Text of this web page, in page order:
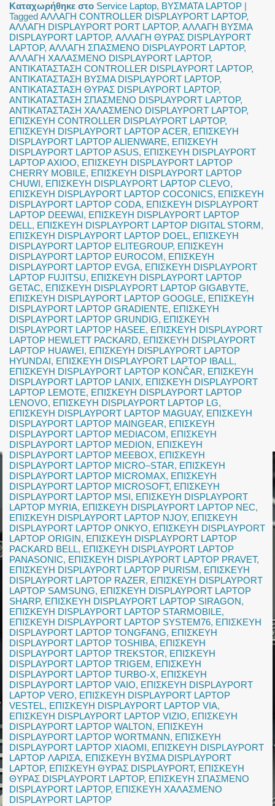
Καταχωρήθηκε στο Service Laptop, ΒΥΣΜΑΤΑ LAPTOP |
Tagged ΑΛΛΑΓΗ CONTROLLER DISPLAYPORT LAPTOP,
ΑΛΛΑΓΗ DISPLAYPORT PORT LAPTOP,ΑΛΛΑΓΗ ΒΥΣΜΑ
DISPLAYPORT LAPTOP,ΑΛΛΑΓΗ ΘΥΡΑΣ DISPLAYPORT
LAPTOP,ΑΛΛΑΓΗ ΣΠΑΣΜΕΝΟ DISPLAYPORT LAPTOP,
ΑΛΛΑΓΗ ΧΑΛΑΣΜΕΝΟ DISPLAYPORT LAPTOP,
ΑΝΤΙΚΑΤΑΣΤΑΣΗ CONTROLLER DISPLAYPORT LAPTOP,
ΑΝΤΙΚΑΤΑΣΤΑΣΗ ΒΥΣΜΑ DISPLAYPORT LAPTOP,
ΑΝΤΙΚΑΤΑΣΤΑΣΗ ΘΥΡΑΣ DISPLAYPORT LAPTOP,
ΑΝΤΙΚΑΤΑΣΤΑΣΗ ΣΠΑΣΜΕΝΟ DISPLAYPORT LAPTOP,
ΑΝΤΙΚΑΤΑΣΤΑΣΗ ΧΑΛΑΣΜΕΝΟ DISPLAYPORT LAPTOP,
ΕΠΙΣΚΕΥΗ CONTROLLER DISPLAYPORT LAPTOP,
ΕΠΙΣΚΕΥΗ DISPLAYPORT LAPTOP ACER, ΕΠΙΣΚΕΥΗ
DISPLAYPORT LAPTOP ALIENWARE, ΕΠΙΣΚΕΥΗ
DISPLAYPORT LAPTOP ASUS, ΕΠΙΣΚΕΥΗ DISPLAYPORT
LAPTOP AXIOO, ΕΠΙΣΚΕΥΗ DISPLAYPORT LAPTOP
CHERRY MOBILE, ΕΠΙΣΚΕΥΗ DISPLAYPORT LAPTOP
CHUWI, ΕΠΙΣΚΕΥΗ DISPLAYPORT LAPTOP CLEVO,
ΕΠΙΣΚΕΥΗ DISPLAYPORT LAPTOP COCONICS, ΕΠΙΣΚΕΥΗ
DISPLAYPORT LAPTOP CODA, ΕΠΙΣΚΕΥΗ DISPLAYPORT
LAPTOP DEEWAI, ΕΠΙΣΚΕΥΗ DISPLAYPORT LAPTOP
DELL, ΕΠΙΣΚΕΥΗ DISPLAYPORT LAPTOP DIGITAL STORM,
ΕΠΙΣΚΕΥΗ DISPLAYPORT LAPTOP DOEL, ΕΠΙΣΚΕΥΗ
DISPLAYPORT LAPTOP ELITEGROUP, ΕΠΙΣΚΕΥΗ
DISPLAYPORT LAPTOP EUROCOM, ΕΠΙΣΚΕΥΗ
DISPLAYPORT LAPTOP EVGA, ΕΠΙΣΚΕΥΗ DISPLAYPORT
LAPTOP FUJITSU, ΕΠΙΣΚΕΥΗ DISPLAYPORT LAPTOP
GETAC, ΕΠΙΣΚΕΥΗ DISPLAYPORT LAPTOP GIGABYTE,
ΕΠΙΣΚΕΥΗ DISPLAYPORT LAPTOP GOOGLE, ΕΠΙΣΚΕΥΗ
DISPLAYPORT LAPTOP GRADIENTE, ΕΠΙΣΚΕΥΗ
DISPLAYPORT LAPTOP GRUNDIG, ΕΠΙΣΚΕΥΗ
DISPLAYPORT LAPTOP HASEE, ΕΠΙΣΚΕΥΗ DISPLAYPORT
LAPTOP HEWLETT PACKARD, ΕΠΙΣΚΕΥΗ DISPLAYPORT
LAPTOP HUAWEI, ΕΠΙΣΚΕΥΗ DISPLAYPORT LAPTOP
HYUNDAI, ΕΠΙΣΚΕΥΗ DISPLAYPORT LAPTOP IBALL,
ΕΠΙΣΚΕΥΗ DISPLAYPORT LAPTOP KONČAR, ΕΠΙΣΚΕΥΗ
DISPLAYPORT LAPTOP LANIX, ΕΠΙΣΚΕΥΗ DISPLAYPORT
LAPTOP LEMOTE, ΕΠΙΣΚΕΥΗ DISPLAYPORT LAPTOP
LENOVO, ΕΠΙΣΚΕΥΗ DISPLAYPORT LAPTOP LG,
ΕΠΙΣΚΕΥΗ DISPLAYPORT LAPTOP MAGUAY, ΕΠΙΣΚΕΥΗ
DISPLAYPORT LAPTOP MAINGEAR, ΕΠΙΣΚΕΥΗ
DISPLAYPORT LAPTOP MEDIACOM, ΕΠΙΣΚΕΥΗ
DISPLAYPORT LAPTOP MEDION, ΕΠΙΣΚΕΥΗ
DISPLAYPORT LAPTOP MEEBOX, ΕΠΙΣΚΕΥΗ
DISPLAYPORT LAPTOP MICRO–STAR, ΕΠΙΣΚΕΥΗ
DISPLAYPORT LAPTOP MICROMAX, ΕΠΙΣΚΕΥΗ
DISPLAYPORT LAPTOP MICROSOFT, ΕΠΙΣΚΕΥΗ
DISPLAYPORT LAPTOP MSI, ΕΠΙΣΚΕΥΗ DISPLAYPORT
LAPTOP MYRIA, ΕΠΙΣΚΕΥΗ DISPLAYPORT LAPTOP NEC,
ΕΠΙΣΚΕΥΗ DISPLAYPORT LAPTOP NJOY, ΕΠΙΣΚΕΥΗ
DISPLAYPORT LAPTOP ONKYO, ΕΠΙΣΚΕΥΗ DISPLAYPORT
LAPTOP ORIGIN, ΕΠΙΣΚΕΥΗ DISPLAYPORT LAPTOP
PACKARD BELL, ΕΠΙΣΚΕΥΗ DISPLAYPORT LAPTOP
PANASONIC, ΕΠΙΣΚΕΥΗ DISPLAYPORT LAPTOP PRAVET,
ΕΠΙΣΚΕΥΗ DISPLAYPORT LAPTOP PURISM, ΕΠΙΣΚΕΥΗ
DISPLAYPORT LAPTOP RAZER, ΕΠΙΣΚΕΥΗ DISPLAYPORT
LAPTOP SAMSUNG, ΕΠΙΣΚΕΥΗ DISPLAYPORT LAPTOP
SHARP, ΕΠΙΣΚΕΥΗ DISPLAYPORT LAPTOP SIRAGON,
ΕΠΙΣΚΕΥΗ DISPLAYPORT LAPTOP STARMOBILE,
ΕΠΙΣΚΕΥΗ DISPLAYPORT LAPTOP SYSTEM76, ΕΠΙΣΚΕΥΗ
DISPLAYPORT LAPTOP TONGFANG, ΕΠΙΣΚΕΥΗ
DISPLAYPORT LAPTOP TOSHIBA, ΕΠΙΣΚΕΥΗ
DISPLAYPORT LAPTOP TREKSTOR, ΕΠΙΣΚΕΥΗ
DISPLAYPORT LAPTOP TRIGEM, ΕΠΙΣΚΕΥΗ
DISPLAYPORT LAPTOP TURBO-X, ΕΠΙΣΚΕΥΗ
DISPLAYPORT LAPTOP VAIO, ΕΠΙΣΚΕΥΗ DISPLAYPORT
LAPTOP VERO, ΕΠΙΣΚΕΥΗ DISPLAYPORT LAPTOP
VESTEL, ΕΠΙΣΚΕΥΗ DISPLAYPORT LAPTOP VIA,
ΕΠΙΣΚΕΥΗ DISPLAYPORT LAPTOP VIZIO, ΕΠΙΣΚΕΥΗ
DISPLAYPORT LAPTOP WALTON, ΕΠΙΣΚΕΥΗ
DISPLAYPORT LAPTOP WORTMANN, ΕΠΙΣΚΕΥΗ
DISPLAYPORT LAPTOP XIAOMI, ΕΠΙΣΚΕΥΗ DISPLAYPORT
LAPTOP ΛΑΡΙΣΑ, ΕΠΙΣΚΕΥΗ ΒΥΣΜΑ DISPLAYPORT
LAPTOP, ΕΠΙΣΚΕΥΗ ΘΥΡΑΣ DISPLAYPORT, ΕΠΙΣΚΕΥΗ
ΘΥΡΑΣ DISPLAYPORT LAPTOP, ΕΠΙΣΚΕΥΗ ΣΠΑΣΜΕΝΟ
DISPLAYPORT LAPTOP, ΕΠΙΣΚΕΥΗ ΧΑΛΑΣΜΕΝΟ
DISPLAYPORT LAPTOP